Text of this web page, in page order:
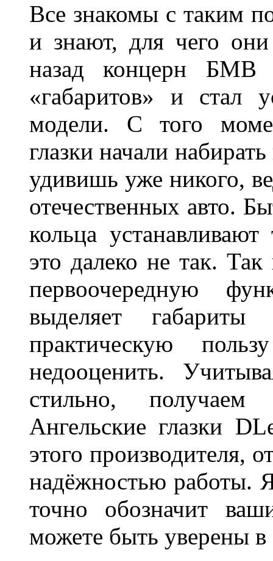
Все знакомы с таким
и знают, для чего
назад концерн БМВ
«габаритов» и стал
модели. С того
глазки начали
удивишь уже никого,
отечественных авто.
кольца
это далеко не так. Так
первоочередную
выделяет
практическую
недооценить.
стильно,
Ангельские глазки
этого производителя,
надёжностью работы.
точно обозначит
можете быть уверены